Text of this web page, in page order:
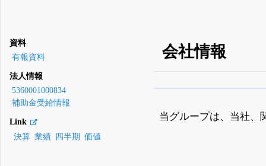
資料
有報資料
法人情報
5360001000834
補助金受給情報
Link
決算 業績 四半期 価値
会社情報
無
当グループは、当社、